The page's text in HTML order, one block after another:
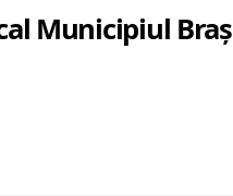
Municipiul